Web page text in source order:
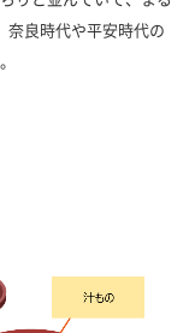
奈良時代や平安時代の